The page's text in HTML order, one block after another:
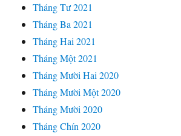
Tháng Tư 2021
Tháng Ba 2021
Tháng Hai 2021
Tháng Một 2021
Tháng Mười Hai 2020
Tháng Mười Một 2020
Tháng Mười 2020
Tháng Chín 2020